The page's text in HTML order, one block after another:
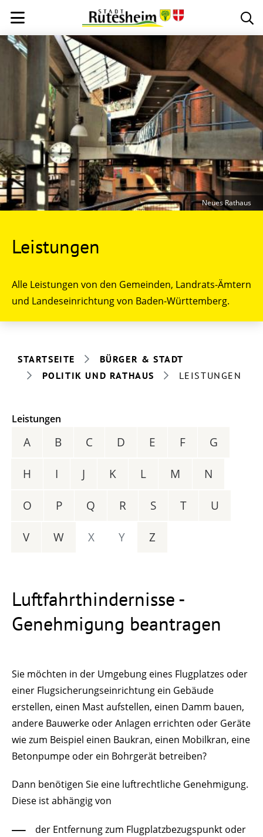
Leistungen
Alle Leistungen von den Gemeinden, Landrats-Ämtern
und Landeseinrichtung von Baden-Württemberg.
Neues Rathaus
STARTSEITE
BÜRGER & STADT
POLITIK UND RATHAUS
LEISTUNGEN
Leistungen
A B C D E F G
H I J K L M N
O P Q R S T U
V W X Y Z
Luftfahrthindernisse -
Genehmigung beantragen
Sie möchten in der Umgebung eines Flugplatzes oder
einer Flugsicherungseinrichtung ein Gebäude
erstellen, einen Mast aufstellen, einen Damm bauen,
andere Bauwerke oderAnlagen errichten oder Geräte
wie zum Beispiel einen Baukran, einen Mobilkran, eine
Betonpumpe oder ein Bohrgerät betreiben?
Dann benötigen Sie eine luftrechtliche Genehmigung.
Diese ist abhängig von
der Entfernung zum Flugplatzbezugspunkt oder